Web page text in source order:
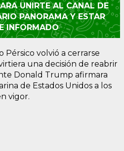
UNIRTE AL CANAL DE
PANORAMA Y ESTAR
INFORMADO
Pérsico volvió a cerrarse
una decisión de reabrir
Donald Trump afirmara
de Estados Unidos a los
vigor.